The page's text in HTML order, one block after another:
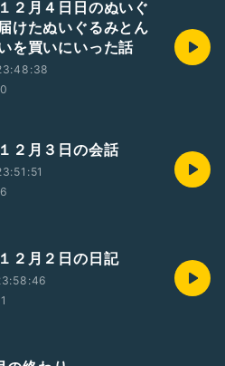
２月４日日のぬいぐ
けたぬいぐるみとん
を買いにいった話
２月３日の会話
２月２日の日記